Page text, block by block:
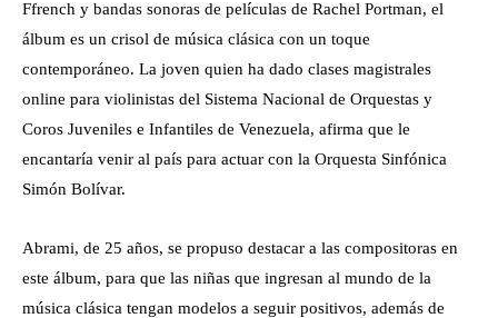
Ffrench y bandas sonoras de películas de Rachel Portman, el
álbum es un crisol de música clásica con un toque
contemporáneo. La joven quien ha dado clases magistrales
online para violinistas del Sistema Nacional de Orquestas y
Coros Juveniles e Infantiles de Venezuela, afirma que le
encantaría venir al país para actuar con la Orquesta Sinfónica
Simón Bolívar.
Abrami, de 25 años, se propuso destacar a las compositoras en
este álbum, para que las niñas que ingresan al mundo de la
música clásica tengan modelos a seguir positivos, además de